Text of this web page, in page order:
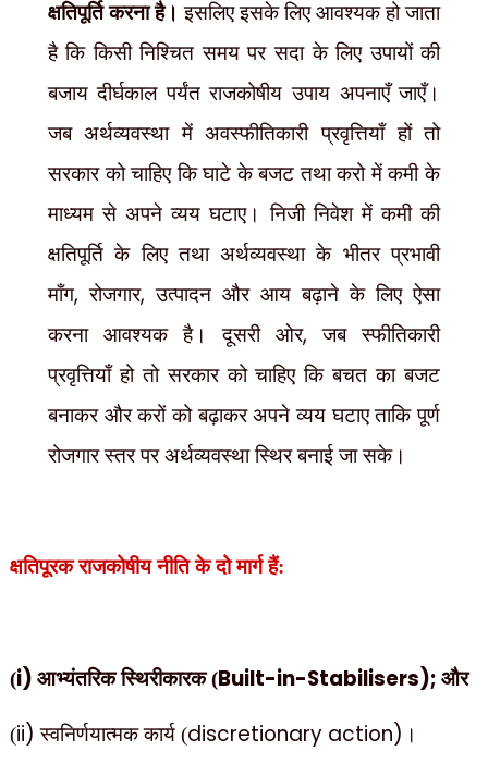
क्षतिपूर्ति करना है।इसलिए इसके लिए आवश्यक हो जाता
है कि किसी निश्चित समय पर सदा के लिए उपायों की
बजाय दीर्घकाल पर्यंत राजकोषीय उपाय अपनाएँ जाएँ।
जब अर्थव्यवस्था में अवस्फीतिकारी प्रवृत्तियाँ हों तो
सरकार को चाहिए कि घाटे के बजट तथा करो में कमी के
माध्यम से अपने व्यय घटाए। निजी निवेश में कमी की
क्षतिपूर्ति के लिए तथा अर्थव्यवस्था के भीतर प्रभावी
माँग,रोजगार,उत्पादन और आय बढ़ाने के लिए ऐसा
करना आवश्यक है। दूसरी ओर,जब स्फीतिकारी
प्रवृत्तियाँ हो तो सरकार को चाहिए कि बचत का बजट
बनाकर और करों को बढ़ाकर अपने व्यय घटाए ताकि पूर्ण
रोजगार स्तर पर अर्थव्यवस्था स्थिर बनाई जा सके।
क्षतिपूरक राजकोषीय नीति के दो मार्ग हैं:
(i) आभ्यंतरिक स्थिरीकारक (Built-in-Stabilisers); और
(ii)स्वनिर्णयात्मक कार्य (discretionary action) ।